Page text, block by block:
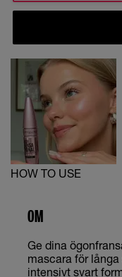
HOW TO USE
OM
Ge dina
mascara för
intensivt svart